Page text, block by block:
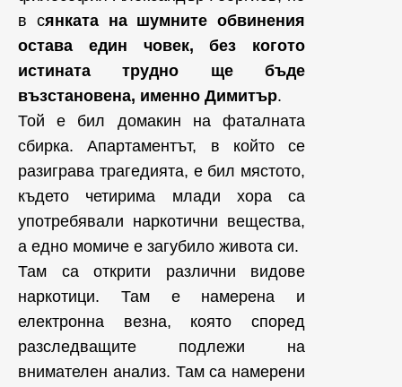
в сянката на шумните обвинения
остава един човек, без когото
истината трудно ще бъде
възстановена, именно Димитър.
Той е бил домакин на фаталната
сбирка. Апартаментът, в който се
разиграва трагедията, е бил мястото,
където четирима млади хора са
употребявали наркотични вещества,
а едно момиче е загубило живота си.
Там са открити различни видове
наркотици. Там е намерена и
електронна везна, която според
разследващите подлежи на
внимателен анализ. Там са намерени